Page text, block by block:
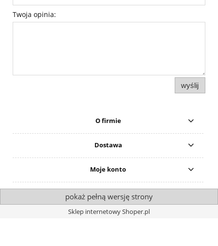
Twoja opinia:
wyślij
O firmie
Dostawa
Moje konto
pokaż pełną wersję strony
Sklep internetowy Shoper.pl